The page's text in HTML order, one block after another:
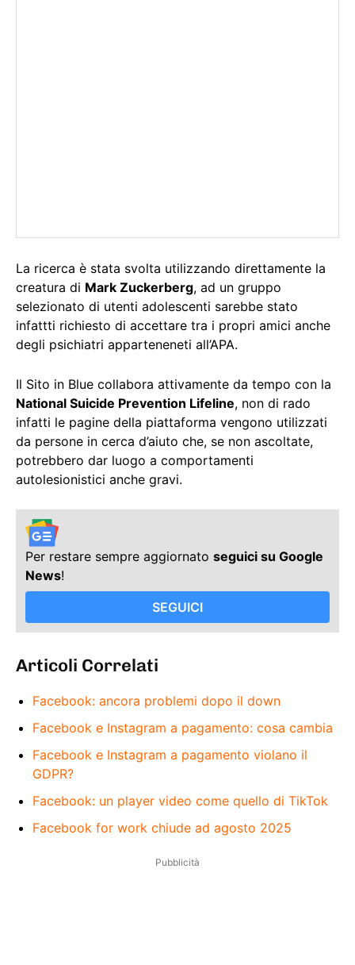
La ricerca è stata svolta utilizzando direttamente la
creatura di Mark Zuckerberg, ad un gruppo
selezionato di utenti adolescenti sarebbe stato
infattti richiesto di accettare tra i propri amici anche
degli psichiatri apparteneneti all’APA.
Il Sito in Blue collabora attivamente da tempo con la
National Suicide Prevention Lifeline, non di rado
infatti le pagine della piattaforma vengono utilizzati
da persone in cerca d’aiuto che, se non ascoltate,
potrebbero dar luogo a comportamenti
autolesionistici anche gravi.
Per restare sempre aggiornato seguici su Google
News!
SEGUICI
Articoli Correlati
Facebook: ancora problemi dopo il down
Facebook e Instagram a pagamento: cosa cambia
Facebook e Instagram a pagamento violano il
GDPR?
Facebook: un player video come quello di TikTok
Facebook for work chiude ad agosto 2025
Pubblicità